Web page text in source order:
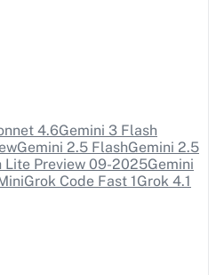
4.6Gemini 3 Flash
Gemini 2.5 FlashGemini 2.5
Lite Preview 09-2025Gemini
Grok Code Fast 1Grok 4.1